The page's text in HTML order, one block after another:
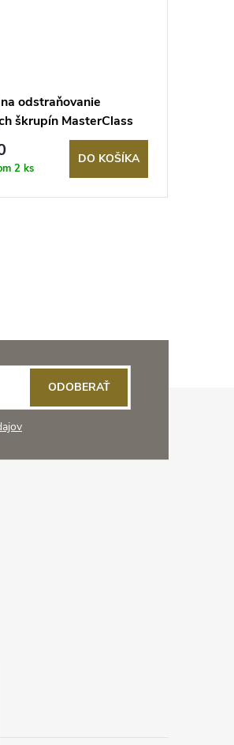
odstraňovanie
škrupín MasterClass
2 ks
DO KOŠÍKA
ODOBERAŤ